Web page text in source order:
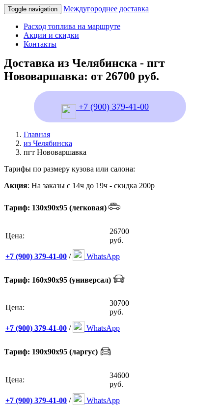
Toggle navigation Междугороднее доставка
Расход топлива на маршруте
Акции и скидки
Контакты
Доставка из Челябинска - пгт
Нововаршавка: от 26700 руб.
+7 (900) 379-41-00
Главная
из Челябинска
пгт Нововаршавка
Тарифы по размеру кузова или салона:
Акция: На заказы с 14ч до 19ч - скидка 200р
Тариф: 130х90х95 (легковая)
Цена:
26700
руб.
+7 (900) 379-41-00 / WhatsApp
Тариф: 160х90х95 (универсал)
Цена:
30700
руб.
+7 (900) 379-41-00 / WhatsApp
Тариф: 190х90х95 (ларгус)
Цена:
34600
руб.
+7 (900) 379-41-00 / WhatsApp